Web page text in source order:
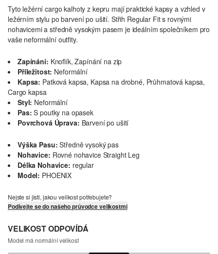
Tyto ležérní cargo kalhoty z kepru mají praktické kapsy a vzhled v
ležérním stylu po barvení po ušití. Střih Regular Fit s rovnými
nohavicemi a středně vysokým pasem je ideálním společníkem pro
vaše neformální outfity.
Zapínání: Knoflík, Zapínání na zip
Příležitost: Neformální
Kapsa: Patková kapsa, Kapsa na drobné, Průhmatová kapsa,
Cargo kapsa
Styl: Neformální
Pas: S poutky na opasek
Povrchová Úprava: Barvení po ušití
Výška Pasu: Středně vysoký pas
Nohavice: Rovné nohavice Straight Leg
Délka Nohavice: regular
Model: PHOENIX
Nejste si jisti, jakou velikost potřebujete?
Podívejte se do našeho průvodce velikostmi
VELIKOST ODPOVÍDÁ
Model má normální velikost